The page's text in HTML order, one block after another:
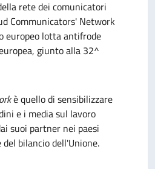
rete dei comunicatori
Communicators' Network
europeo lotta antifrode
giunto alla 32^
è quello di sensibilizzare
e i media sul lavoro
suoi partner nei paesi
bilancio dell'Unione.